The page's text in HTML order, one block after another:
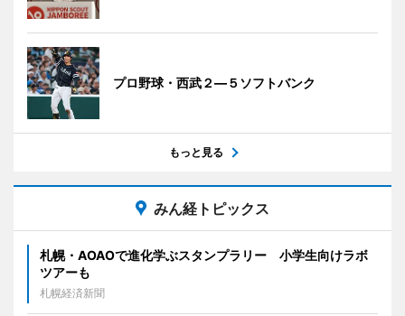
プロ野球・西武２―５ソフトバンク
もっと見る
みん経トピックス
札幌・AOAOで進化学ぶスタンプラリー 小学生向けラボ
ツアーも
札幌経済新聞